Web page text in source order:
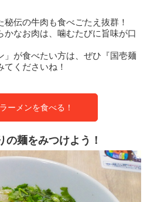
伝の牛肉も食べごたえ抜群！
かなお肉は、噛むたびに旨味が口
」が食べたい方は、ぜひ『国壱麺
くださいね！
ーメンを食べる！
の麺をみつけよう！